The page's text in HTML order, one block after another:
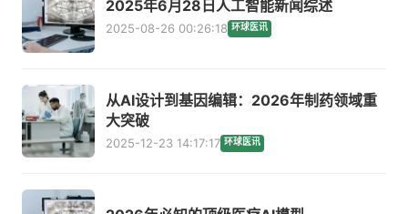
2025年6月28日人工智能新闻综述
2025-08-26 00:26:18 环球医讯
从AI设计到基因编辑：2026年制药领域重
大突破
2025-12-23 14:17:17 环球医讯